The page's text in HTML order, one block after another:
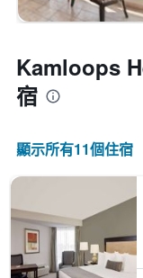
Kamloops
宿
顯示所有11​個住宿